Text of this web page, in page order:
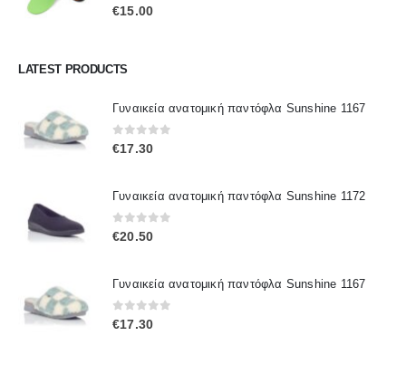
0out of 5
€15.00
LATEST PRODUCTS
Γυναικεία ανατομική παντόφλα Sunshine 1167
0out of 5
€17.30
Γυναικεία ανατομική παντόφλα Sunshine 1172
0out of 5
€20.50
Γυναικεία ανατομική παντόφλα Sunshine 1167
0out of 5
€17.30